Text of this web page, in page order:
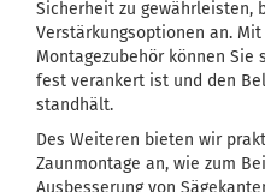
Sicherheit zu gewährleisten,
Verstärkungsoptionen an.
Montagezubehör können Sie
fest verankert ist und den
standhält.
Des Weiteren bieten wir
Zaunmontage an, wie zum
Ausbesserung von